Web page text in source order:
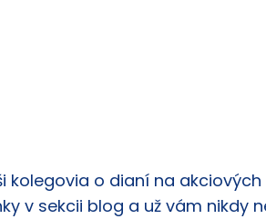
kolegovia o dianí na